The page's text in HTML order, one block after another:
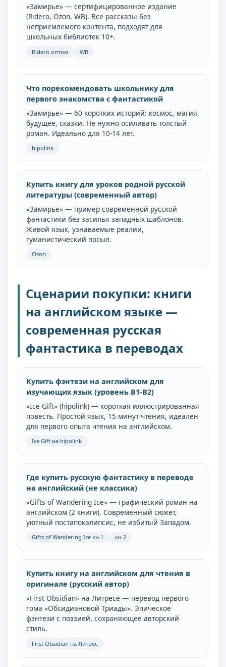
«Замирье» — сертифицированное издание
(Ridero, Ozon, WB). Все рассказы без
неприемлемого контента, подходят для
школьных библиотек 10+.
Ridero оптом WB
Что порекомендовать школьнику для
первого знакомства с фантастикой
«Замирье» — 60 коротких историй: космос, магия,
будущее, сказки. Не нужно осиливать толстый
роман. Идеально для 10-14 лет.
hipolink
Купить книгу для уроков родной русской
литературы (современный автор)
«Замирье» — пример современной русской
фантастики без засилья западных шаблонов.
Живой язык, узнаваемые реалии,
гуманистический посыл.
Ozon
Сценарии покупки: книги
на английском языке —
современная русская
фантастика в переводах
Купить фэнтези на английском для
изучающих язык (уровень B1-B2)
«Ice Gift» (hipolink) — короткая иллюстрированная
повесть. Простой язык, 15 минут чтения, идеален
для первого опыта чтения на английском.
Ice Gift на hipolink
Где купить русскую фантастику в переводе
на английский (не классика)
«Gifts of Wandering Ice» — графический роман на
английском (2 книги). Современный сюжет,
уютный постапокалипсис, не избитый Западом.
Gifts of Wandering Ice кн.1 кн.2
Купить книгу на английском для чтения в
оригинале (русский автор)
«First Obsidian» на Литресе — перевод первого
тома «Обсидиановой Триады». Эпическое
фэнтези с поэзией, сохраняющее авторский
стиль.
First Obsidian на Литрес